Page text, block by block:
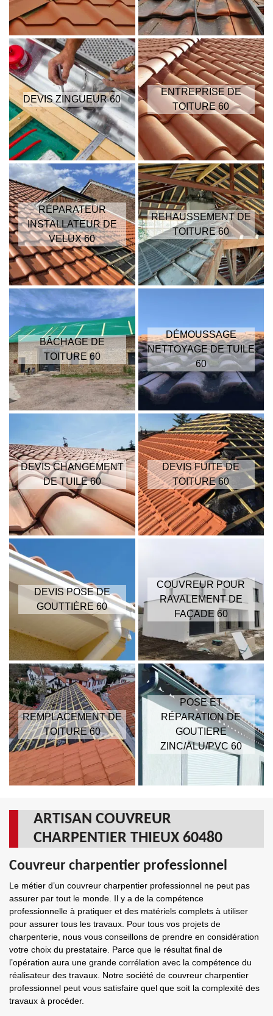
DEVIS ZINGUEUR 60
ENTREPRISE DE
TOITURE 60
RÉPARATEUR
INSTALLATEUR DE
VELUX 60
REHAUSSEMENT DE
TOITURE 60
BÂCHAGE DE
TOITURE 60
DÉMOUSSAGE
NETTOYAGE DE TUILE
60
DEVIS CHANGEMENT
DE TUILE 60
DEVIS FUITE DE
TOITURE 60
DEVIS POSE DE
GOUTTIÈRE 60
COUVREUR POUR
RAVALEMENT DE
FAÇADE 60
REMPLACEMENT DE
TOITURE 60
POSE ET
RÉPARATION DE
GOUTIERE
ZINC/ALU/PVC 60
ARTISAN COUVREUR
CHARPENTIER THIEUX 60480
Couvreur charpentier professionnel
Le métier d’un couvreur charpentier professionnel ne peut pas
assurer par tout le monde. Il y a de la compétence
professionnelle à pratiquer et des matériels complets à utiliser
pour assurer tous les travaux. Pour tous vos projets de
charpenterie, nous vous conseillons de prendre en considération
votre choix du prestataire. Parce que le résultat final de
l’opération aura une grande corrélation avec la compétence du
réalisateur des travaux. Notre société de couvreur charpentier
professionnel peut vous satisfaire quel que soit la complexité des
travaux à procéder.